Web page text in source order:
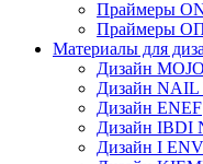
Праймеры
Праймеры
Материалы для
Дизайн MOJO
Дизайн NAIL
Дизайн ENEF
Дизайн IBDI
Дизайн I